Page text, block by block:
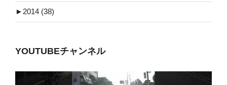
►2014 (38)
YOUTUBEチャンネル